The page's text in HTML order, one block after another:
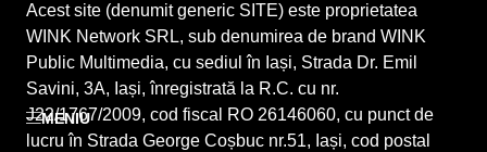
MENIU
Acest site (denumit generic SITE) este proprietatea
WINK Network SRL, sub denumirea de brand WINK
Public Multimedia, cu sediul în Iași, Strada Dr. Emil
Savini, 3A, Iași, înregistrată la R.C. cu nr.
J22/1767/2009, cod fiscal RO 26146060, cu punct de
lucru în Strada George Coșbuc nr.51, Iași, cod postal